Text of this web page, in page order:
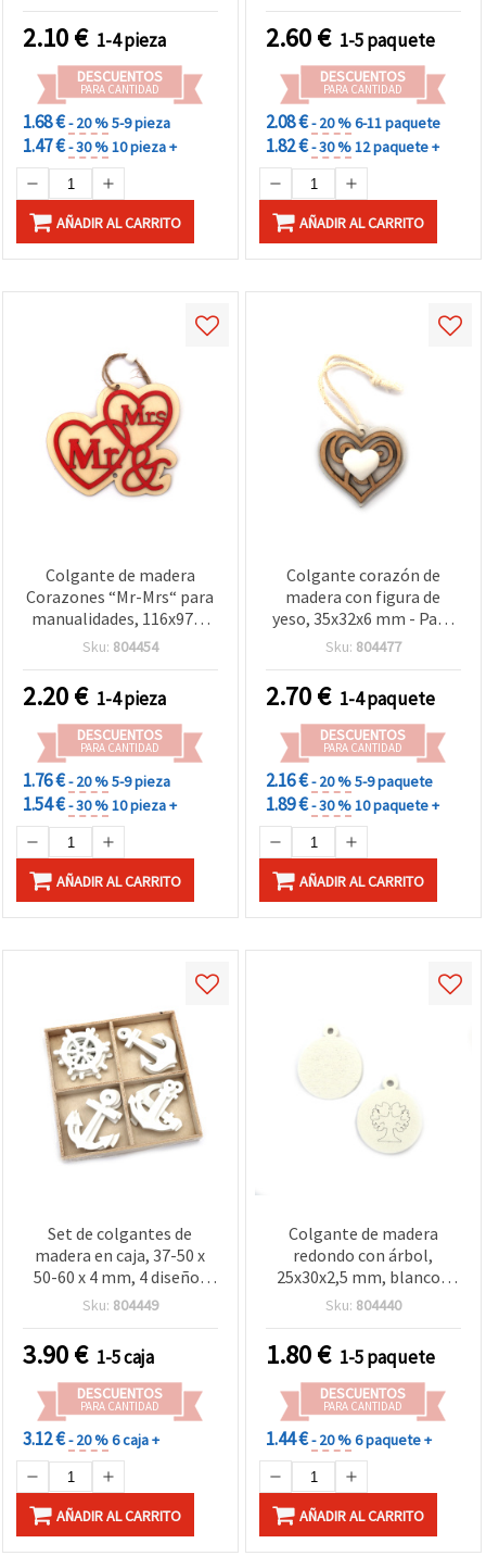
2.10€ 1-4 pieza
DESCUENTOS
PARA CANTIDAD
1.68 €- 20 %5-9 pieza
1.47 €- 30 %10 pieza +
AÑADIR AL CARRITO
2.60€ 1-5 paquete
DESCUENTOS
PARA CANTIDAD
2.08 €- 20 %6-11 paquete
1.82 €- 30 %12 paquete +
AÑADIR AL CARRITO
Colgante de madera
Corazones “Mr-Mrs“ para
manualidades, 116x97x5
mm - 1 pieza
Sku: 804454
2.20€ 1-4 pieza
DESCUENTOS
PARA CANTIDAD
1.76 €- 20 %5-9 pieza
1.54 €- 30 %10 pieza +
AÑADIR AL CARRITO
Colgante corazón de
madera con figura de
yeso, 35x32x6 mm - Pack
de 6 uds
Sku: 804477
2.70€ 1-4 paquete
DESCUENTOS
PARA CANTIDAD
2.16 €- 20 %5-9 paquete
1.89 €- 30 %10 paquete +
AÑADIR AL CARRITO
Set de colgantes de
madera en caja, 37-50 x
50-60 x 4 mm, 4 diseños
mezclados - 12 piezas
Sku: 804449
3.90€ 1-5 caja
DESCUENTOS
PARA CANTIDAD
3.12 €- 20 %6 caja +
AÑADIR AL CARRITO
Colgante de madera
redondo con árbol,
25x30x2,5 mm, blanco -
pack de 20 piezas para
Sku: 804440
1.80€ 1-5 paquete
DESCUENTOS
PARA CANTIDAD
1.44 €- 20 %6 paquete +
AÑADIR AL CARRITO